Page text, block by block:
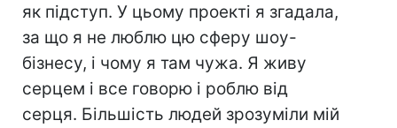
як підступ. У цьому проекті я згадала,
за що я не люблю цю сферу шоу-
бізнесу, і чому я там чужа. Я живу
серцем і все говорю і роблю від
серця. Більшість людей зрозуміли мій